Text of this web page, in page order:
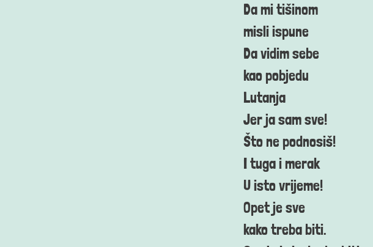
Da mi tišinom
misli ispune
Da vidim sebe
kao pobjedu
Lutanja
Jer ja sam sve!
Što ne podnosiš!
I tuga i merak
U isto vrijeme!
Opet je sve
kako treba biti.